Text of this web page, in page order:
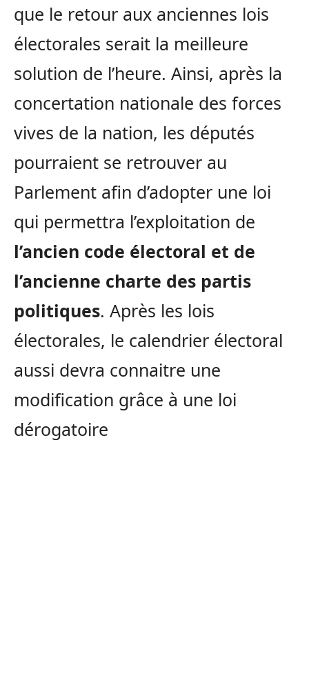
que le retour aux anciennes lois
électorales serait la meilleure
solution de l’heure. Ainsi, après la
concertation nationale des forces
vives de la nation, les députés
pourraient se retrouver au
Parlement afin d’adopter une loi
qui permettra l’exploitation de
l’ancien code électoral et de
l’ancienne charte des partis
politiques. Après les lois
électorales, le calendrier électoral
aussi devra connaitre une
modification grâce à une loi
dérogatoire